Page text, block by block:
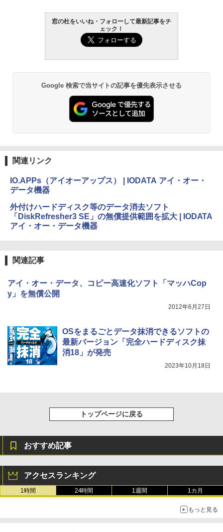
窓の杜をいいね・フォローして最新記事をチ
ェック！
Google 検索で当サイトの記事を優先表示させる
関連リンク
IO.APPs（アイオーアップス） | IODATA アイ・オー・
データ機器
外付けハードディスク等のデータ消去ソフト
「DiskRefresher3 SE」の無償提供範囲を拡大 | IODATA
アイ・オー・データ機器
関連記事
アイ・オー・データ、コピー高速化ソフト「マッハCop
y」を無償公開
2012年6月27日
OSをまるごとデータ抹消できるソフトの
最新バージョン「完全ハードディスク抹
消18」が発売
2023年10月18日
トップページに戻る
おすすめ記事
アクセスランキング
1時間 24時間 1週間 1カ月
もっと見る